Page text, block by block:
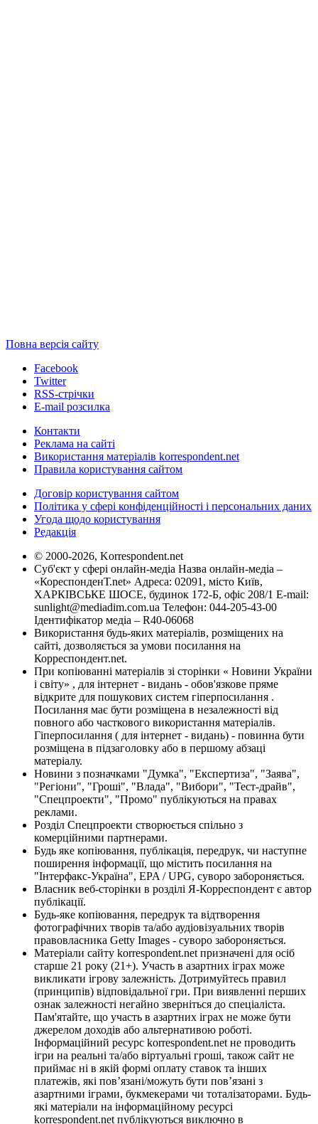
Повна версія сайту
Facebook
Twitter
RSS-стрічки
E-mail розсилка
Контакти
Реклама на сайті
Використання матеріалів korrespondent.net
Правила користування сайтом
Договір користування сайтом
Політика у сфері конфіденційності і персональних даних
Угода щодо користування
Редакція
© 2000-2026, Korrespondent.net
Суб'єкт у сфері онлайн-медіа Назва онлайн-медіа –
«КореспонденТ.net» Адреса: 02091, місто Київ,
ХАРКІВСЬКЕ ШОСЕ, будинок 172-Б, офіс 208/1 E-mail:
sunlight@mediadim.com.ua Телефон: 044-205-43-00
Ідентифікатор медіа – R40-06068
Використання будь-яких матеріалів, розміщених на
сайті, дозволяється за умови посилання на
Корреспондент.net.
При копіюванні матеріалів зі сторінки « Новини України
і світу» , для інтернет - видань - обов'язкове пряме
відкрите для пошукових систем гіперпосилання .
Посилання має бути розміщена в незалежності від
повного або часткового використання матеріалів.
Гіперпосилання ( для інтернет - видань) - повинна бути
розміщена в підзаголовку або в першому абзаці
матеріалу.
Новини з позначками "Думка", "Експертиза", "Заява",
"Регіони", "Гроші", "Влада", "Вибори", "Тест-драйв",
"Спецпроекти", "Промо" публікуються на правах
реклами.
Розділ Спецпроекти створюється спільно з
комерційними партнерами.
Будь яке копіювання, публікація, передрук, чи наступне
поширення інформації, що містить посилання на
"Інтерфакс-Україна", EPA / UPG, суворо забороняється.
Власник веб-сторінки в розділі Я-Корреспондент є автор
публікації.
Будь-яке копіювання, передрук та відтворення
фотографічних творів та/або аудіовізуальних творів
правовласника Getty Images - суворо забороняється.
Матеріали сайту korrespondent.net призначені для осіб
старше 21 року (21+). Участь в азартних іграх може
викликати ігрову залежність. Дотримуйтесь правил
(принципів) відповідальної гри. При виявленні перших
ознак залежності негайно зверніться до спеціаліста.
Пам'ятайте, що участь в азартних іграх не може бути
джерелом доходів або альтернативою роботі.
Інформаційний ресурс korrespondent.net не проводить
ігри на реальні та/або віртуальні гроші, також сайт не
приймає ні в якій формі оплату ставок та інших
платежів, які пов’язані/можуть бути пов’язані з
азартними іграми, букмекерами чи тоталізаторами. Будь-
які матеріали на інформаційному ресурсі
korrespondent.net публікуються виключно в